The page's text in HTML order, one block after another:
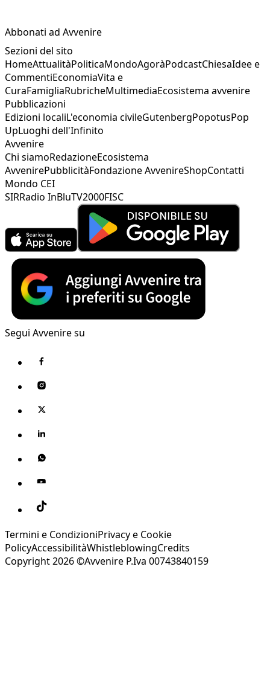
Abbonati ad Avvenire
Sezioni del sito
HomeAttualitàPoliticaMondoAgoràPodcastChiesaIdee e
CommentiEconomiaVita e
CuraFamigliaRubricheMultimediaEcosistema avvenire
Pubblicazioni
Edizioni localiL'economia civileGutenbergPopotusPop
UpLuoghi dell'Infinito
Avvenire
Chi siamoRedazioneEcosistema
AvvenirePubblicitàFondazione AvvenireShopContatti
Mondo CEI
SIRRadio InBluTV2000FISC
Segui Avvenire su
Termini e CondizioniPrivacy e Cookie
PolicyAccessibilitàWhistleblowingCredits
Copyright 2026 ©Avvenire P.Iva 00743840159